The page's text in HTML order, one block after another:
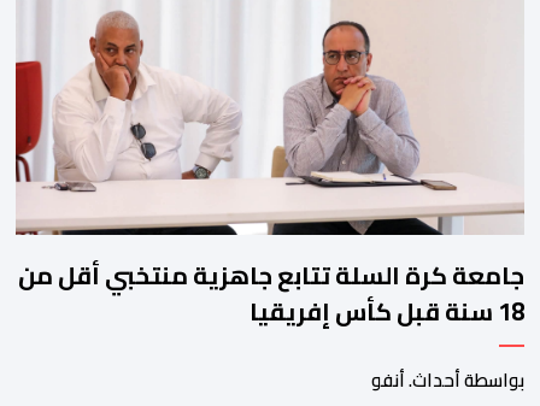
ولم تخل هذه الدورة من مؤشرات إيجابية على مستوى تنوعالمشاركة،
وتبرز هذه الأرقام الحجم الكبير الذي باتت تعرفه تظاهرةالتبوريدة
ومن المرتقب أن تعرف فعاليات الموسم إقبالا جماهيريا
واسعا،في ظل الشغف الكبير الذي يحظى به فن التبوريدة، باعتبارهأحد
جامعة كرة السلة تتابع جاهزية منتخبي أقل من
18 سنة قبل كأس إفريقيا
بواسطة أحداث. أنفو